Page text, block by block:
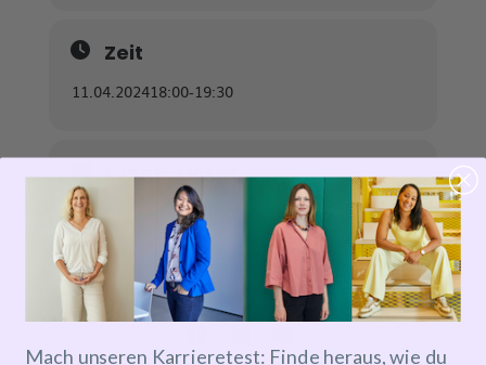
Zeit
11.04.202418:00-19:30
Event-Ticket
Tickets are not available for sale any more for this
event!
Mach unseren Karrieretest: Finde heraus, wie du